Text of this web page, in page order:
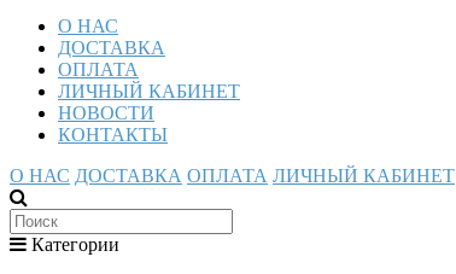
О НАС
ДОСТАВКА
ОПЛАТА
ЛИЧНЫЙ КАБИНЕТ
НОВОСТИ
КОНТАКТЫ
О НАС ДОСТАВКА ОПЛАТА ЛИЧНЫЙ КАБИНЕТ
Категории